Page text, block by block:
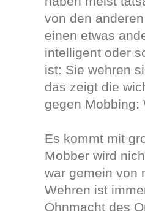
von den
einen etwas
intelligent oder
ist: Sie wehren
das zeigt die
gegen Mobbing:
Es kommt mit
Mobber wird
war gemein von
Wehren ist
Ohnmacht des